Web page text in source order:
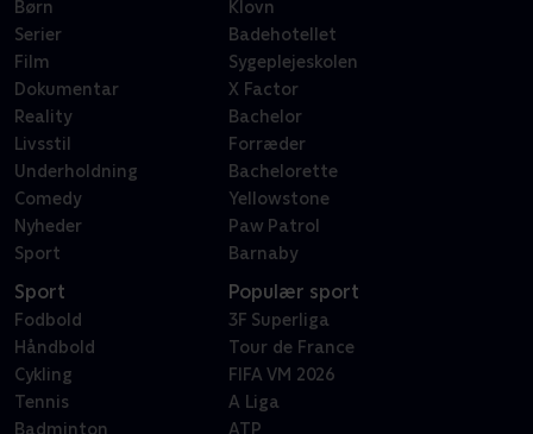
Børn
Serier
Film
Dokumentar
Reality
Livsstil
Underholdning
Comedy
Nyheder
Sport
Klovn
Badehotellet
Sygeplejeskolen
X Factor
Bachelor
Forræder
Bachelorette
Yellowstone
Paw Patrol
Barnaby
Sport
Fodbold
Håndbold
Cykling
Tennis
Badminton
Populær sport
3F Superliga
Tour de France
FIFA VM 2026
A Liga
ATP